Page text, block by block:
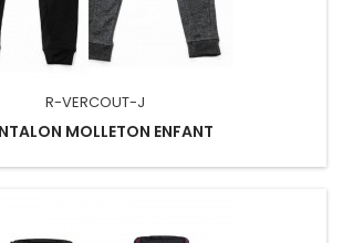
R-VERCOUT-J
MOLLETON ENFANT